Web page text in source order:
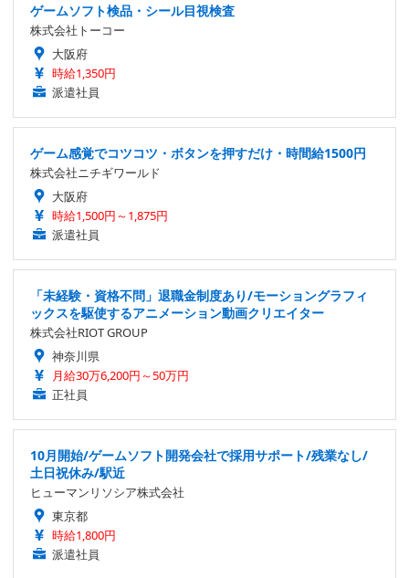
ゲームソフト検品・シール目視検査
株式会社トーコー
大阪府
時給1,350円
派遣社員
ゲーム感覚でコツコツ・ボタンを押すだけ・時間給1500円
株式会社ニチギワールド
大阪府
時給1,500円～1,875円
派遣社員
「未経験・資格不問」退職金制度あり/モーショングラフィ
ックスを駆使するアニメーション動画クリエイター
株式会社RIOT GROUP
神奈川県
月給30万6,200円～50万円
正社員
10月開始/ゲームソフト開発会社で採用サポート/残業なし/
土日祝休み/駅近
ヒューマンリソシア株式会社
東京都
時給1,800円
派遣社員